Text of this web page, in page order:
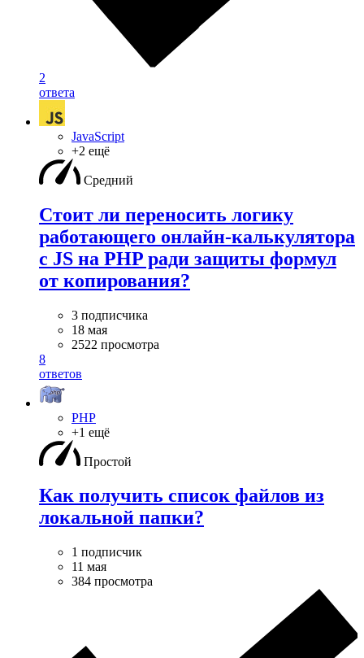
2
ответа
JavaScript
+2 ещё
Средний
Стоит ли переносить логику
работающего онлайн-калькулятора
с JS на PHP ради защиты формул
от копирования?
3 подписчика
18 мая
2522 просмотра
8
ответов
PHP
+1 ещё
Простой
Как получить список файлов из
локальной папки?
1 подписчик
11 мая
384 просмотра